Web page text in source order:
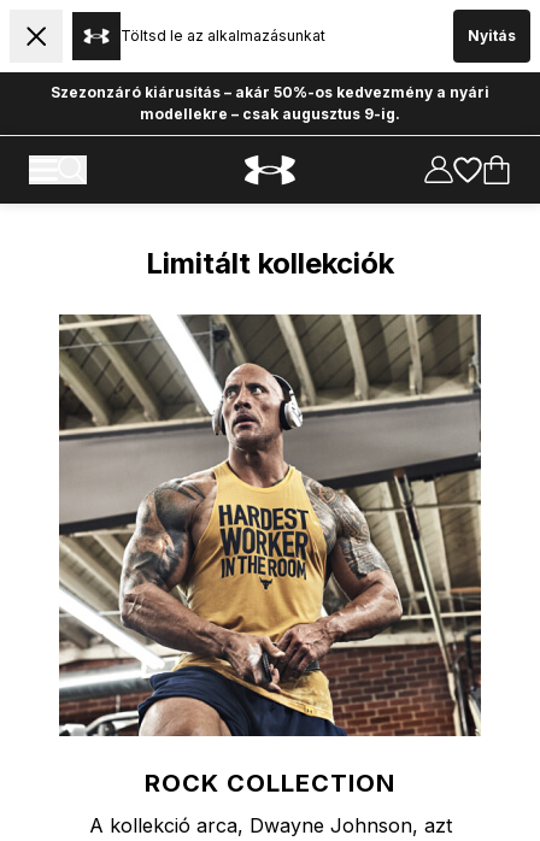
Töltsd le az alkalmazásunkat Nyitás
Szezonzáró kiárusítás – akár 50%-os kedvezmény a nyári
modellekre – csak augusztus 9-ig.
Kollekciók és technológiák
Limitált kollekciók
ROCK COLLECTION
A kollekció arca, Dwayne Johnson, azt